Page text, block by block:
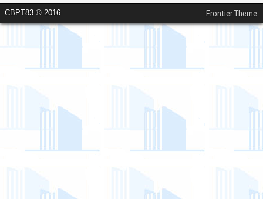
CBPT83 © 2016 Frontier Theme